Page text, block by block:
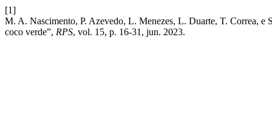
[1]
M. A. Nascimento, P. Azevedo, L. Menezes, L. Duarte, T. Correa, e
coco verde”, RPS, vol. 15, p. 16-31, jun. 2023.